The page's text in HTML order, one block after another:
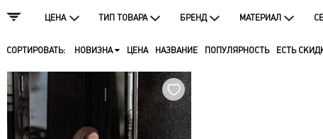
ЦЕНА ТИП ТОВАРА БРЕНД МАТЕРИАЛ
СОРТИРОВАТЬ: НОВИЗНА ЦЕНА НАЗВАНИЕ ПОПУЛЯРНОСТЬ ЕСТЬ